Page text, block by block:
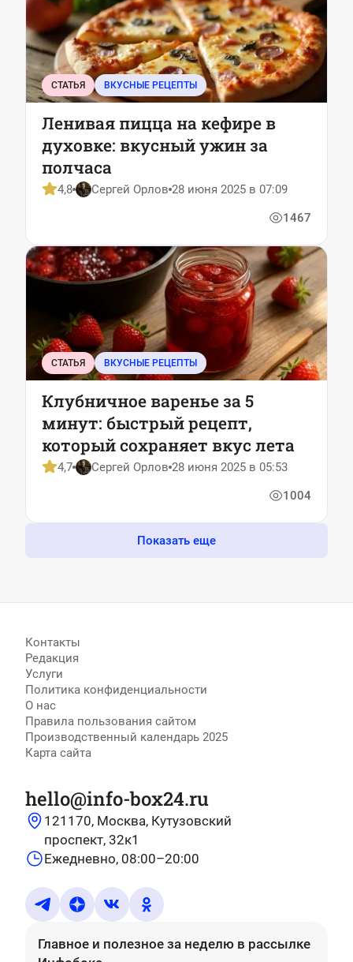
СТАТЬЯ ВКУСНЫЕ РЕЦЕПТЫ
Ленивая пицца на кефире в
духовке: вкусный ужин за
полчаса
4,8 Сергей Орлов 28 июня 2025 в 07:09
1467
СТАТЬЯ ВКУСНЫЕ РЕЦЕПТЫ
Клубничное варенье за 5
минут: быстрый рецепт,
который сохраняет вкус лета
4,7 Сергей Орлов 28 июня 2025 в 05:53
1004
Показать еще
Контакты
Редакция
Услуги
Политика конфиденциальности
О нас
Правила пользования сайтом
Производственный календарь 2025
Карта сайта
hello@info-box24.ru
121170, Москва, Кутузовский
проспект, 32к1
Ежедневно, 08:00–20:00
Главное и полезное за неделю в рассылке